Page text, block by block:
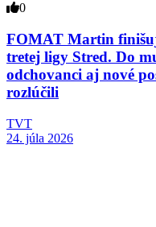
0
FOMAT Martin
tretej ligy Stred. Do
odchovanci aj nové
rozlúčili
TVT
24. júla 2026